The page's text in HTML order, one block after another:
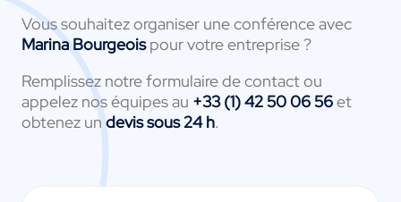
Vous souhaitez organiser une conférence avec
Marina Bourgeoispour votre entreprise ?
Remplissez notre formulaire de contact ou
appelez nos équipes au +33 (1) 42 50 06 56et
obtenez un devis sous 24 h.